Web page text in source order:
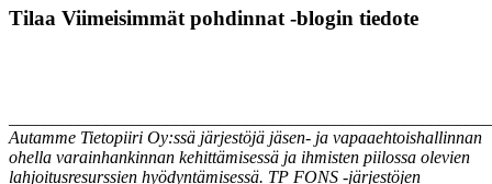
Tilaa Viimeisimmät pohdinnat -blogin tiedote
Autamme Tietopiiri Oy:ssä järjestöjä jäsen- ja vapaaehtoishallinnan
ohella varainhankinnan kehittämisessä ja ihmisten piilossa olevien
lahjoitusresurssien hyödyntämisessä. TP FONS -järjestöjen